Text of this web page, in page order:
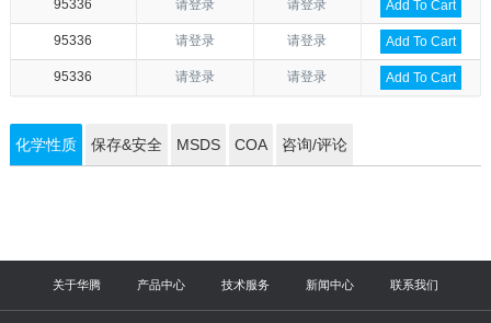
95336 请登录 请登录 Add To Cart
95336 请登录 请登录 Add To Cart
95336 请登录 请登录 Add To Cart
化学性质 保存&安全 MSDS COA 咨询/评论
关于华腾 产品中心 技术服务 新闻中心 联系我们